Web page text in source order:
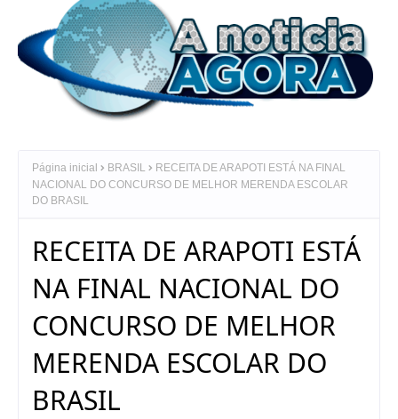
Página inicial BRASIL
RECEITA DE ARAPOTI ESTÁ NA FINAL
NACIONAL DO CONCURSO DE MELHOR MERENDA ESCOLAR
DO BRASIL
RECEITA DE ARAPOTI ESTÁ
NA FINAL NACIONAL DO
CONCURSO DE MELHOR
MERENDA ESCOLAR DO
BRASIL